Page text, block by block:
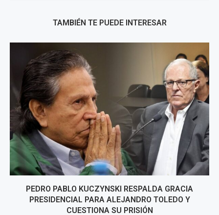
TAMBIÉN TE PUEDE INTERESAR
PEDRO PABLO KUCZYNSKI RESPALDA GRACIA
PRESIDENCIAL PARA ALEJANDRO TOLEDO Y
CUESTIONA SU PRISIÓN